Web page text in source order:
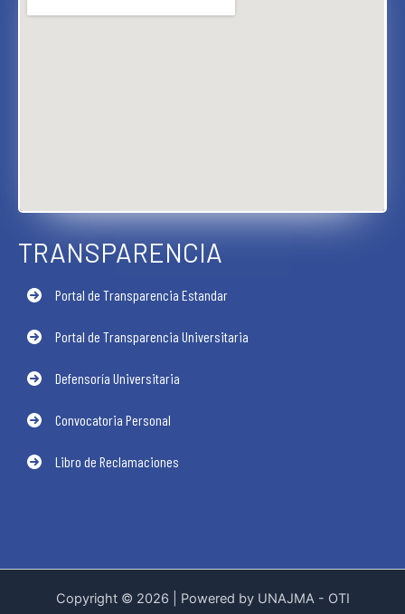
TRANSPARENCIA
Portal de Transparencia Estandar
Portal de Transparencia Universitaria
Defensoría Universitaria
Convocatoria Personal
Libro de Reclamaciones
Copyright © 2026 | Powered by UNAJMA - OTI